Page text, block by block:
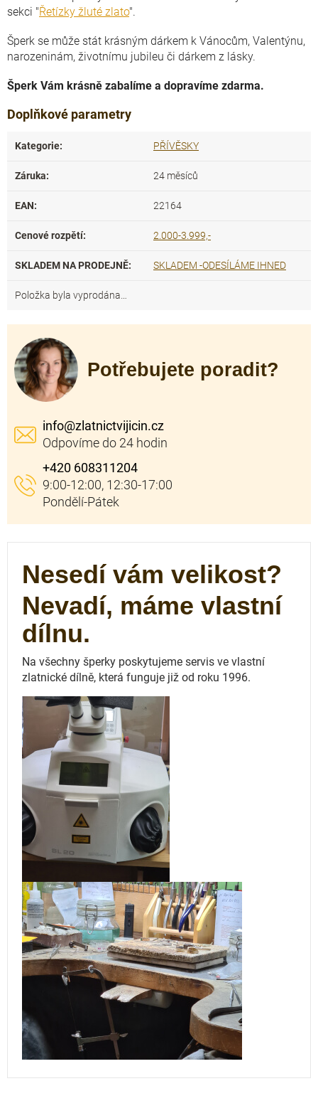
sekci "Řetízky žluté zlato".
Šperk se může stát krásným dárkem k Vánocům, Valentýnu,
narozeninám, životnímu jubileu či dárkem z lásky.
Šperk Vám krásně zabalíme a dopravíme zdarma.
Doplňkové parametry
Kategorie: PŘÍVĚSKY
Záruka: 24 měsíců
EAN: 22164
Cenové rozpětí: 2.000-3.999,-
SKLADEM NA PRODEJNĚ: SKLADEM -ODESÍLÁME IHNED
Položka byla vyprodána…
Potřebujete poradit?
info@zlatnictvijicin.cz
+420 608311204
Nesedí vám velikost?
Nevadí, máme vlastní
dílnu.
Na všechny šperky poskytujeme servis ve vlastní
zlatnické dílně, která funguje již od roku 1996.